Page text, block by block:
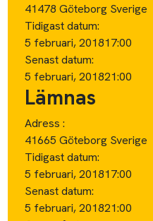
41478 Göteborg Sverige
Tidigast datum:
5 februari, 201817:00
Senast datum:
5 februari, 201821:00
Lämnas
Adress :
41665 Göteborg Sverige
Tidigast datum:
5 februari, 201817:00
Senast datum:
5 februari, 201821:00